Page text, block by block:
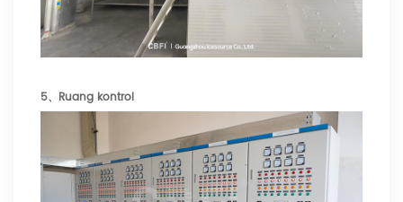
5、Ruang kontrol